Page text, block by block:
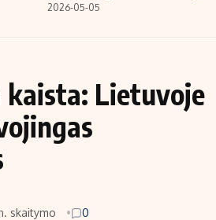
2026-05-05
kaista: Lietuvoje
skaitymo 0